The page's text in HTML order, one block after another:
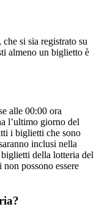
si sia registrato su
almeno un biglietto è
alle 00:00 ora
l’ultimo giorno del
i biglietti che sono
inclusi nella
della lotteria del
possono essere